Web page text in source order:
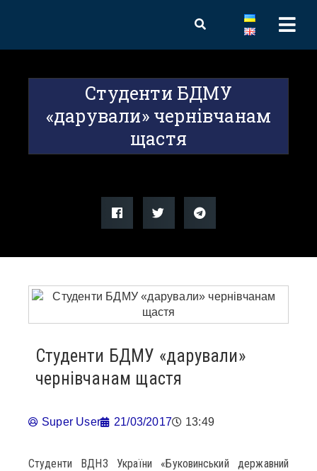
Студенти БДМУ
«дарували» чернівчанам
щастя
Студенти БДМУ «дарували»
чернівчанам щастя
Super User 21/03/2017 13:49
Студенти ВДНЗ України «Буковинський державний